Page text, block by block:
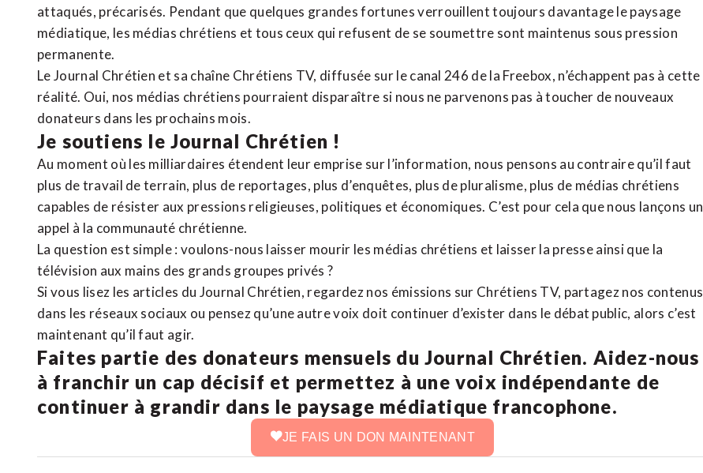
attaqués, précarisés. Pendant que quelques grandes fortunes verrouillent toujours davantage le paysage
médiatique, les médias chrétiens et tous ceux qui refusent de se soumettre sont maintenus sous pression
permanente.
Le Journal Chrétien et sa chaîne Chrétiens TV, diffusée sur le canal 246 de la Freebox, n’échappent pas à cette
réalité. Oui, nos médias chrétiens pourraient disparaître si nous ne parvenons pas à toucher de nouveaux
donateurs dans les prochains mois.
Je soutiens le Journal Chrétien !
Au moment où les milliardaires étendent leur emprise sur l’information, nous pensons au contraire qu’il faut
plus de travail de terrain, plus de reportages, plus d’enquêtes, plus de pluralisme, plus de médias chrétiens
capables de résister aux pressions religieuses, politiques et économiques. C’est pour cela que nous lançons un
appel à la communauté chrétienne.
La question est simple : voulons-nous laisser mourir les médias chrétiens et laisser la presse ainsi que la
télévision aux mains des grands groupes privés ?
Si vous lisez les articles du Journal Chrétien, regardez nos émissions sur Chrétiens TV, partagez nos contenus
dans les réseaux sociaux ou pensez qu’une autre voix doit continuer d’exister dans le débat public, alors c’est
maintenant qu’il faut agir.
Faites partie des donateurs mensuels du Journal Chrétien. Aidez-nous
à franchir un cap décisif et permettez à une voix indépendante de
continuer à grandir dans le paysage médiatique francophone.
JE FAIS UN DON MAINTENANT